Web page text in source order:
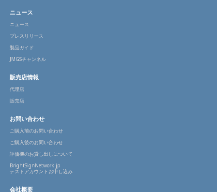
ニュース
ニュース
プレスリリース
製品ガイド
JMGSチャンネル
販売店情報
代理店
販売店
お問い合わせ
ご購入前のお問い合わせ
ご購入後のお問い合わせ
評価機のお貸し出しについて
BrightSignNetwork.jp
テストアカウントお申し込み
会社概要